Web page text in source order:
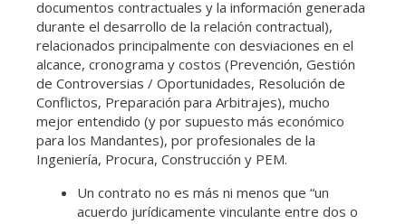
documentos contractuales y la información generada
durante el desarrollo de la relación contractual),
relacionados principalmente con desviaciones en el
alcance, cronograma y costos (Prevención, Gestión
de Controversias / Oportunidades, Resolución de
Conflictos, Preparación para Arbitrajes), mucho
mejor entendido (y por supuesto más económico
para los Mandantes), por profesionales de la
Ingeniería, Procura, Construcción y PEM.
Un contrato no es más ni menos que “un
acuerdo jurídicamente vinculante entre dos o